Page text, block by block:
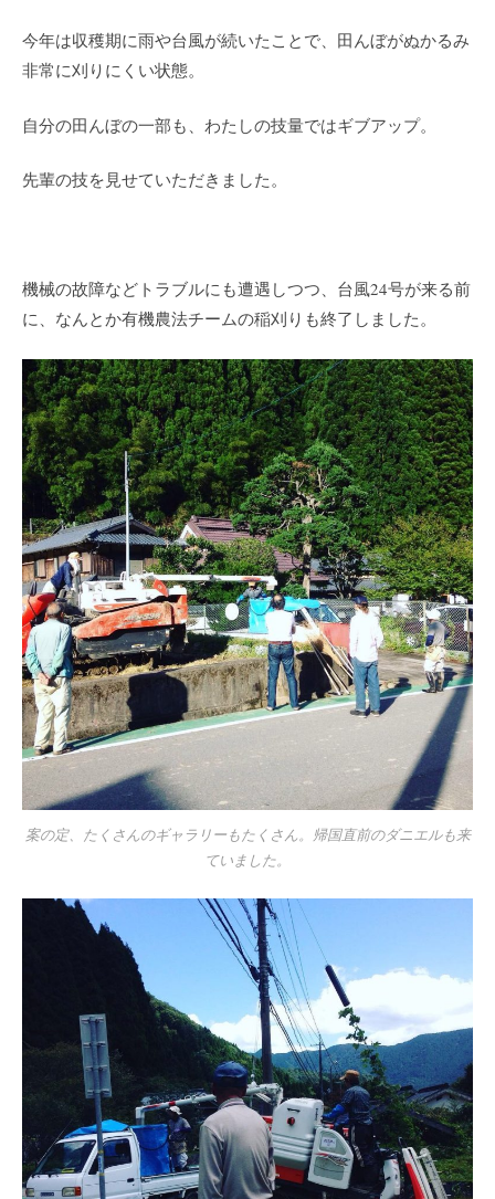
今年は収穫期に雨や台風が続いたことで、田んぼがぬかるみ
非常に刈りにくい状態。
自分の田んぼの一部も、わたしの技量ではギブアップ。
先輩の技を見せていただきました。
機械の故障などトラブルにも遭遇しつつ、台風24号が来る前
に、なんとか有機農法チームの稲刈りも終了しました。
案の定、たくさんのギャラリーもたくさん。帰国直前のダニエルも来
ていました。